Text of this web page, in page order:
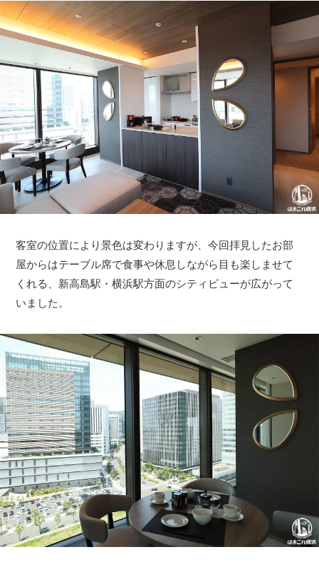
客室の位置により景色は変わりますが、今回拝見したお部
屋からはテーブル席で食事や休息しながら目も楽しませて
くれる、新高島駅・横浜駅方面のシティビューが広がって
いました。